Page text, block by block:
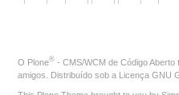
O Plone® - CMS/WCM de Código Aberto
amigos. Distribuído sob a Licença GNU